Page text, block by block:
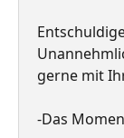
gerne mit
-Das